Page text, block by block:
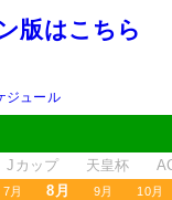
版はこちら
ジュール
Jカップ 天皇杯
7月 8月 9月 10月